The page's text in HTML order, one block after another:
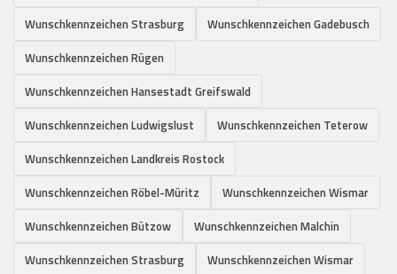
Wunschkennzeichen Strasburg
Wunschkennzeichen Gadebusch
Wunschkennzeichen Rügen
Wunschkennzeichen Hansestadt Greifswald
Wunschkennzeichen Ludwigslust
Wunschkennzeichen Teterow
Wunschkennzeichen Landkreis Rostock
Wunschkennzeichen Röbel-Müritz
Wunschkennzeichen Wismar
Wunschkennzeichen Bützow
Wunschkennzeichen Malchin
Wunschkennzeichen Strasburg
Wunschkennzeichen Wismar